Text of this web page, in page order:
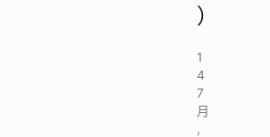
）
1
4
7
月
,